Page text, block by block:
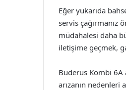
Eğer yukarıda
servis çağırmanız
müdahalesi daha
iletişime geçmek,
Buderus Kombi 6A
arızanın nedenleri